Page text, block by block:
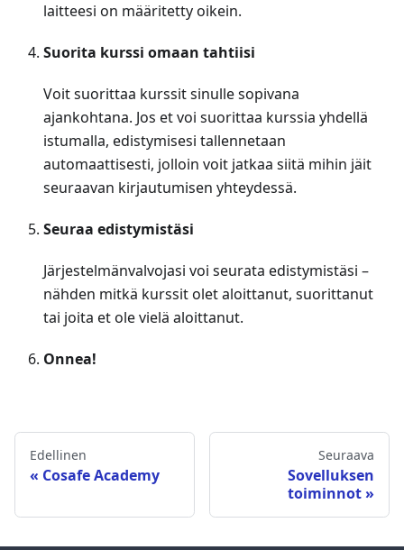
laitteesi on määritetty oikein.
Suorita kurssi omaan tahtiisi
Voit suorittaa kurssit sinulle sopivana
ajankohtana. Jos et voi suorittaa kurssia yhdellä
istumalla, edistymisesi tallennetaan
automaattisesti, jolloin voit jatkaa siitä mihin jäit
seuraavan kirjautumisen yhteydessä.
Seuraa edistymistäsi
Järjestelmänvalvojasi voi seurata edistymistäsi –
nähden mitkä kurssit olet aloittanut, suorittanut
tai joita et ole vielä aloittanut.
Onnea!
Edellinen
Cosafe Academy
Seuraava
Sovelluksen
toiminnot